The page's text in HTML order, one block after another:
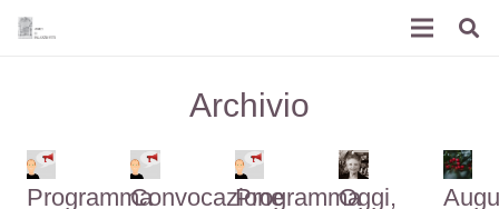
Archivio
ProgrammaConvocazioneProgrammaOggi,